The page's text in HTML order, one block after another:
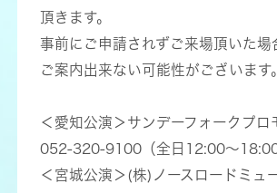
頂きます。
事前にご申請されずご来場頂いた場
ご案内出来ない可能性がございます
＜愛知公演＞サンデーフォークプ
052-320-9100（全日12:00～18:00
＜宮城公演＞(株)ノースロードミ